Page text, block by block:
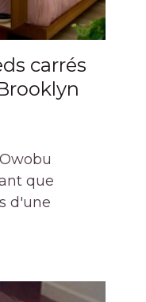
carrés
que
d'une